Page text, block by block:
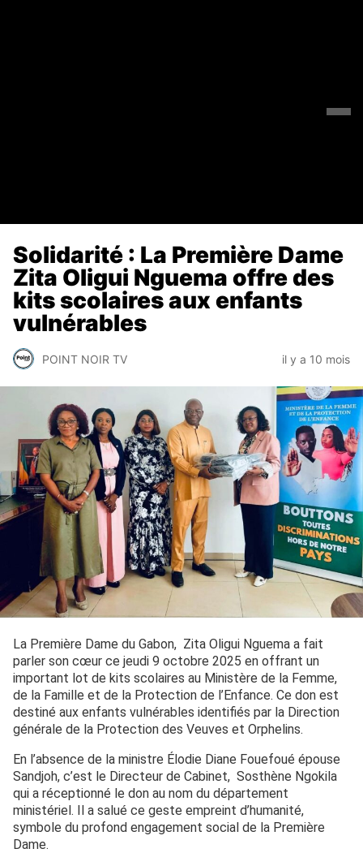
Solidarité : La Première Dame
Zita Oligui Nguema offre des
kits scolaires aux enfants
vulnérables
POINT NOIR TV il y a 10 mois
La Première Dame du Gabon, Zita Oligui Nguema a fait
parler son cœur ce jeudi 9 octobre 2025 en offrant un
important lot de kits scolaires au Ministère de la Femme,
de la Famille et de la Protection de l’Enfance. Ce don est
destiné aux enfants vulnérables identifiés par la Direction
générale de la Protection des Veuves et Orphelins.
En l’absence de la ministre Élodie Diane Fouefoué épouse
Sandjoh, c’est le Directeur de Cabinet, Sosthène Ngokila
qui a réceptionné le don au nom du département
ministériel. Il a salué ce geste empreint d’humanité,
symbole du profond engagement social de la Première
Dame.